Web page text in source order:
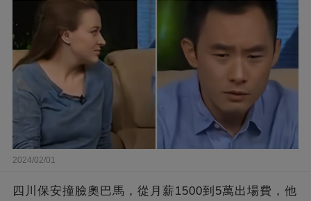
2024/02/01
四川保安撞臉奧巴馬，從月薪1500到5萬出場費，他